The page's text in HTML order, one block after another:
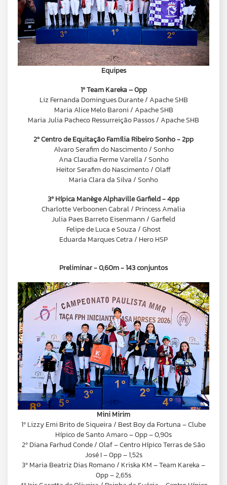
Equipes
1º Team Kareka – 0pp
Liz Fernanda Domingues Durante / Apache SHB
Maria Alice Melo Baroni / Apache SHB
Maria Julia Pacheco Ressurreição Passos / Apache SHB
2º Centro de Equitação Família Ribeiro Sonho - 2pp
Alvaro Serafim do Nascimento / Sonho
Ana Claudia Ferme Varella / Sonho
Heitor Serafim do Nascimento / Olaff
Maria Clara da Silva / Sonho
3º Hípica Manège Alphaville Garfield - 4pp
Charlotte Verboonen Cabral / Princess Amalia
Julia Paes Barreto Eisenmann / Garfield
Felipe de Luca e Souza / Ghost
Eduarda Marques Cetra / Hero HSP
Preliminar - 0,60m - 143 conjuntos
Mini Mirim
1º Lizzy Emi Brito de Siqueira / Best Boy da Fortuna – Clube
Hípico de Santo Amaro – 0pp – 0,90s
2º Diana Farhud Conde / Olaf – Centro Hípico Terras de São
José I – 0pp – 1,52s
3º Maria Beatriz Dias Romano / Kriska KM – Team Kareka –
0pp – 2,65s